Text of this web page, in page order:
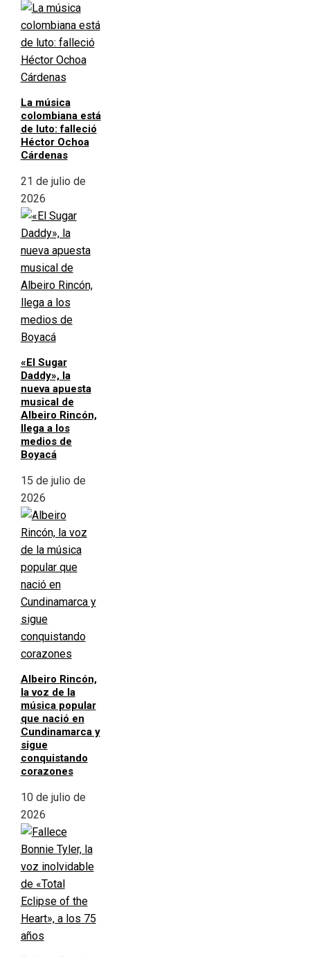
La música
colombiana está
de luto: falleció
Héctor Ochoa
Cárdenas
21 de julio de
2026
«El Sugar
Daddy», la
nueva apuesta
musical de
Albeiro Rincón,
llega a los
medios de
Boyacá
15 de julio de
2026
Albeiro Rincón,
la voz de la
música popular
que nació en
Cundinamarca y
sigue
conquistando
corazones
10 de julio de
2026